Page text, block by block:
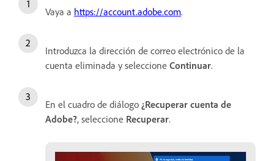
Vaya a https://account.adobe.com.
Introduzca la dirección de correo electrónico de la
cuenta eliminada y seleccione Continuar.
En el cuadro de diálogo ¿Recuperar cuenta de
Adobe?, seleccione Recuperar.